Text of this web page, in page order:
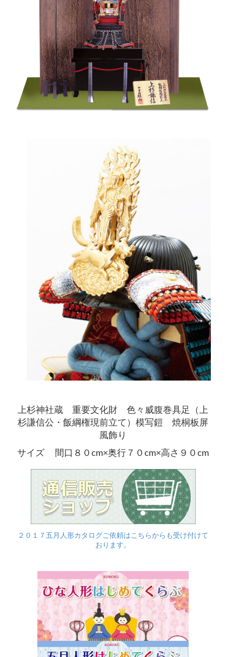
上杉神社蔵 重要文化財 色々威腹巻具足（上
杉謙信公・飯綱権現前立て）模写鎧 焼桐板屏
風飾り
サイズ 間口８０cm×奥行７０cm×高さ９０cm
２０１７五月人形カタログご依頼はこちらからも受け付けて
おります。